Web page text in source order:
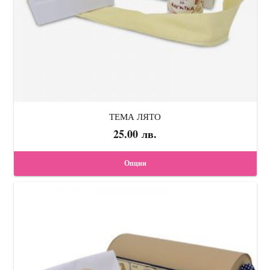
on
the
ТЕМА ЛЯТО
25.00 лв.
Опции
The